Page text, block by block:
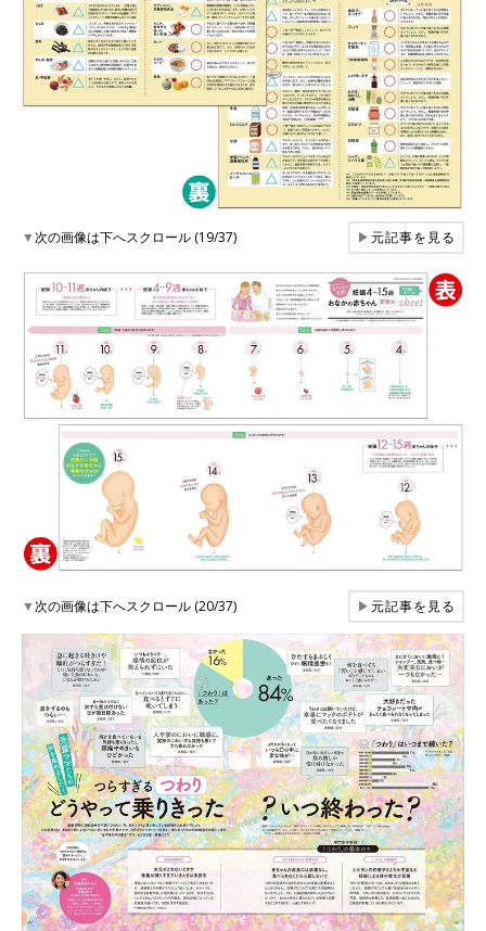
▼次の画像は下へスクロール (19/37) ▶元記事を見る
▼次の画像は下へスクロール (20/37) ▶元記事を見る